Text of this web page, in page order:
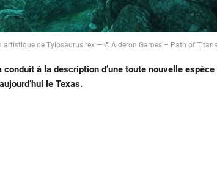
artistique de Tylosaurus rex — © Alderon Games – Path of Titans
à la description d’une toute nouvelle espèce
le Texas.